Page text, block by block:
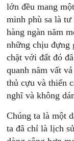
lớn đều mang
minh phù sa là
hàng ngàn năm
những chịu đựng
chặt với đất đó
quanh năm vất
thủ cựu và thiển
nghĩ và không
Chúng ta là một
ta đã chỉ là lịch